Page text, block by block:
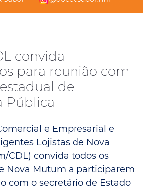
convida
para reunião com
de
Pública
e Empresarial e
Lojistas de Nova
CDL) convida todos os
Nova Mutum a participarem
com o secretário de Estado